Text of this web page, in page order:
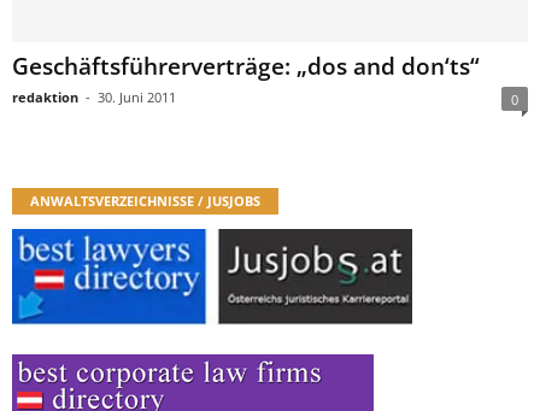
Geschäftsführerverträge: „dos and don‘ts“
redaktion - 30. Juni 2011 0
ANWALTSVERZEICHNISSE / JUSJOBS